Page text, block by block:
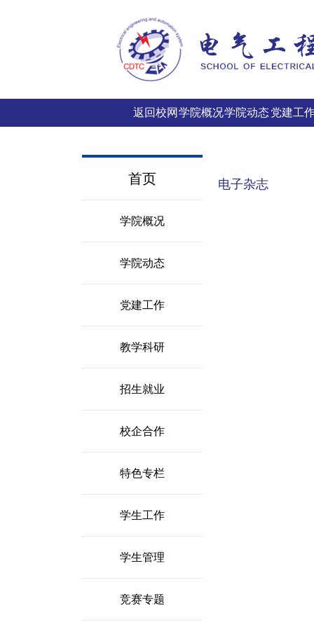
返回校网 学院概况学院动态党建工
电子杂志
首页
学院概况
学院动态
党建工作
教学科研
招生就业
校企合作
特色专栏
学生工作
学生管理
竞赛专题